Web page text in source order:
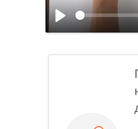
Воспроизвести